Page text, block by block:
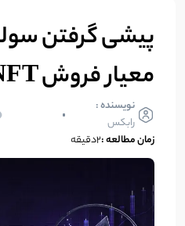
پیشی گرفتن
معیار فروش NFT
نویسنده :
رابکس
زمان مطالعه :2دقیقه